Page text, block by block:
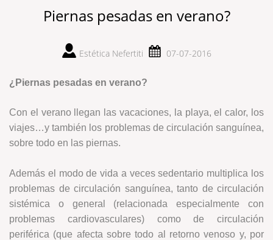
Piernas pesadas en verano?
Estética Nefertiti 07-07-2016
¿Piernas pesadas en verano?
Con el verano llegan las vacaciones, la playa, el calor, los
viajes…y también los problemas de circulación sanguínea,
sobre todo en las piernas.
Además el modo de vida a veces sedentario multiplica los
problemas de circulación sanguínea, tanto de circulación
sistémica o general (relacionada especialmente con
problemas cardiovasculares) como de circulación
periférica (que afecta sobre todo al retorno venoso y, por